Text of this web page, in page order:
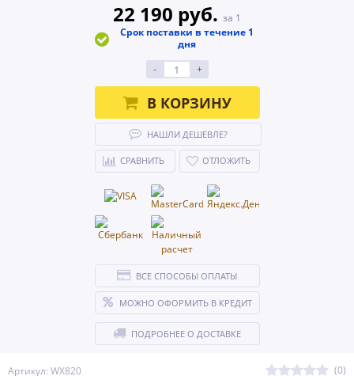
Артикул: WX820
(0)
22 190 руб. за 1
Срок поставки в течение 1
дня
-
+
В КОРЗИНУ
НАШЛИ ДЕШЕВЛЕ?
СРАВНИТЬ ОТЛОЖИТЬ
ВСЕ СПОСОБЫ ОПЛАТЫ
МОЖНО ОФОРМИТЬ В КРЕДИТ
ПОДРОБНЕЕ О ДОСТАВКЕ